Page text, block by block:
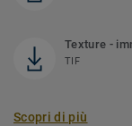
Texture -
TIF
Scopri di più